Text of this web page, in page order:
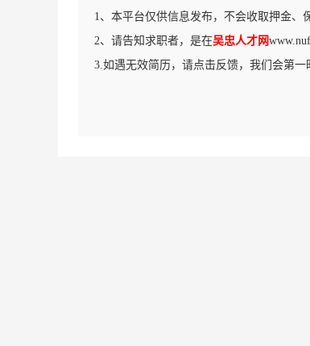
1、本平台仅供信息发布，不会收取押金、
2、请告知求职者，是在吴忠人才网
3.如遇无效简历，请点击反馈，我们会第一